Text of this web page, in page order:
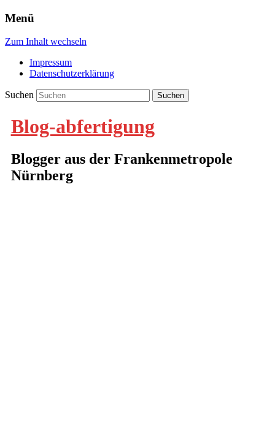
Menü
Zum Inhalt wechseln
Impressum
Datenschutzerklärung
Suchen
Blog-abfertigung
Blogger aus der Frankenmetropole
Nürnberg